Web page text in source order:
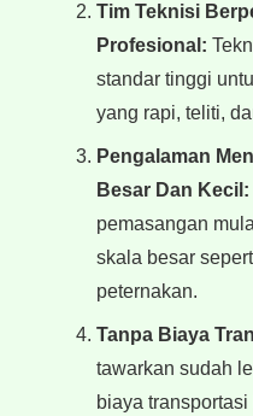
Tim Teknisi
Profesional:
standar tinggi
yang rapi, teliti,
Pengalaman
Besar Dan Kecil:
pemasangan
skala besar
peternakan.
Tanpa Biaya
tawarkan sudah
biaya transportasi